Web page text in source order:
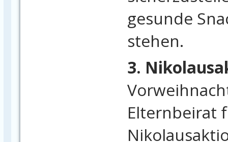
gesunde
stehen.
3.
Elternbeirat